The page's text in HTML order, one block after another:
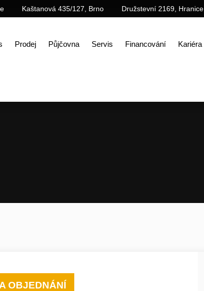
Kaštanová 435/127, Brno Družstevní 2169, Hranice
Prodej Půjčovna Servis Financování Kariéra
OBJEDNÁNÍ